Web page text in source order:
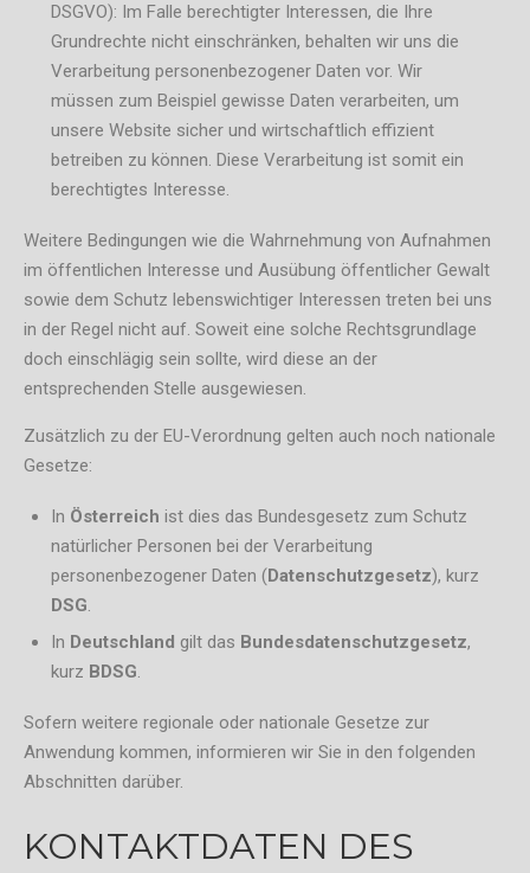
DSGVO): Im Falle berechtigter Interessen, die Ihre
Grundrechte nicht einschränken, behalten wir uns die
Verarbeitung personenbezogener Daten vor. Wir
müssen zum Beispiel gewisse Daten verarbeiten, um
unsere Website sicher und wirtschaftlich effizient
betreiben zu können. Diese Verarbeitung ist somit ein
berechtigtes Interesse.
Weitere Bedingungen wie die Wahrnehmung von Aufnahmen
im öffentlichen Interesse und Ausübung öffentlicher Gewalt
sowie dem Schutz lebenswichtiger Interessen treten bei uns
in der Regel nicht auf. Soweit eine solche Rechtsgrundlage
doch einschlägig sein sollte, wird diese an der
entsprechenden Stelle ausgewiesen.
Zusätzlich zu der EU-Verordnung gelten auch noch nationale
Gesetze:
In Österreich ist dies das Bundesgesetz zum Schutz
natürlicher Personen bei der Verarbeitung
personenbezogener Daten ( Datenschutzgesetz), kurz
DSG.
In Deutschland gilt das Bundesdatenschutzgesetz,
kurz BDSG.
Sofern weitere regionale oder nationale Gesetze zur
Anwendung kommen, informieren wir Sie in den folgenden
Abschnitten darüber.
KONTAKTDATEN DES